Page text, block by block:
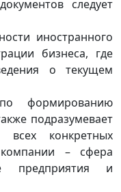
следует
иностранного
бизнеса, где
о текущем
формированию
подразумевает
конкретных
– сфера
предприятия и